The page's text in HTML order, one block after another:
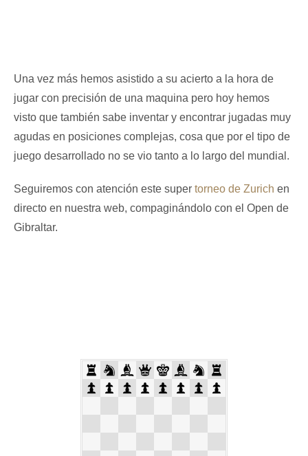
Una vez más hemos asistido a su acierto a la hora de
jugar con precisión de una maquina pero hoy hemos
visto que también sabe inventar y encontrar jugadas muy
agudas en posiciones complejas, cosa que por el tipo de
juego desarrollado no se vio tanto a lo largo del mundial.
Seguiremos con atención este super torneo de Zurich en
directo en nuestra web, compaginándolo con el Open de
Gibraltar.